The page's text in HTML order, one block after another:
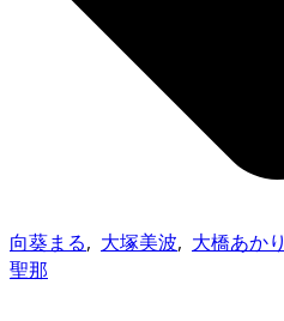
向葵まる, 大塚美波, 大橋あかり
聖那